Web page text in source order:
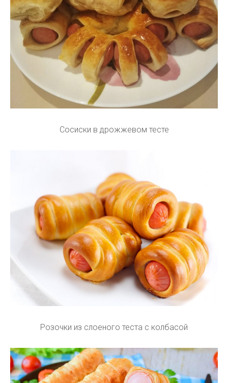
Сосиски в дрожжевом тесте
Розочки из слоеного теста с колбасой